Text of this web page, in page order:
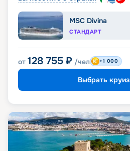
MSC Divina
СТАНДАРТ
от 128 755 ₽ /чел +1 000
Выбрать круиз